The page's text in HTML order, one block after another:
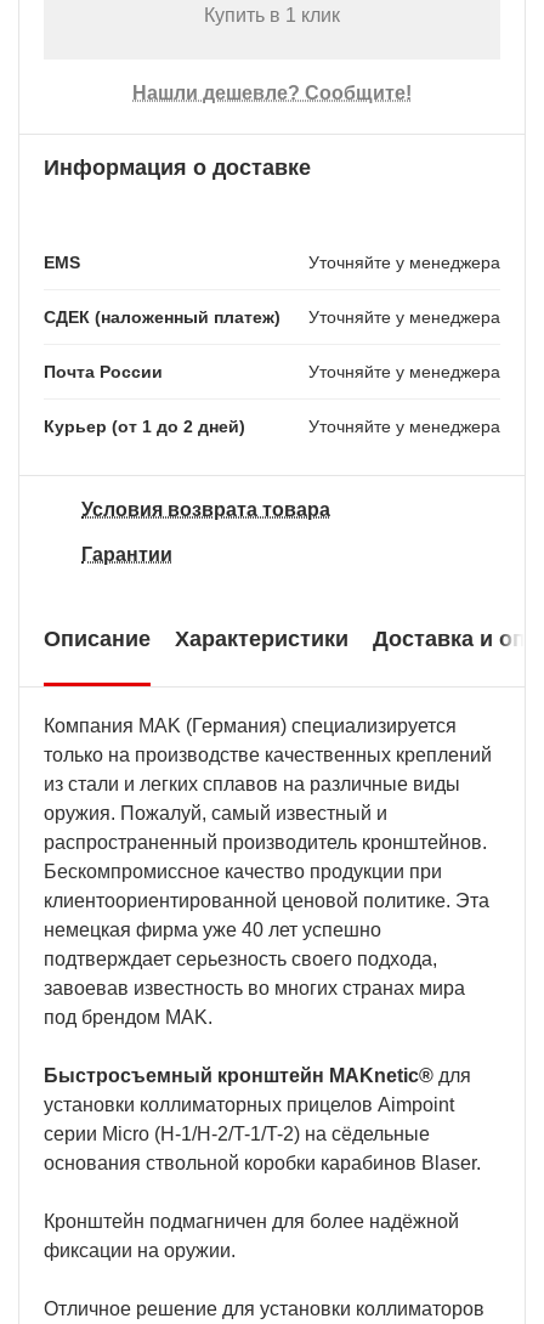
Купить в 1 клик
Нашли дешевле? Сообщите!
Информация о доставке
EMS Уточняйте у менеджера
СДЕК (наложенный платеж) Уточняйте у менеджера
Почта России Уточняйте у менеджера
Курьер (от 1 до 2 дней) Уточняйте у менеджера
Условия возврата товара
Гарантии
Описание Характеристики Доставка и
Компания MAK (Германия) специализируется
только на производстве качественных креплений
из стали и легких сплавов на различные виды
оружия. Пожалуй, самый известный и
распространенный производитель кронштейнов.
Бескомпромиссное качество продукции при
клиентоориентированной ценовой политике. Эта
немецкая фирма уже 40 лет успешно
подтверждает серьезность своего подхода,
завоевав известность во многих странах мира
под брендом MAK.
Быстросъемный кронштейн MAKnetic® для
установки коллиматорных прицелов Aimpoint
серии Micro (H-1/H-2/T-1/T-2) на сёдельные
основания ствольной коробки карабинов Blaser.
Кронштейн подмагничен для более надёжной
фиксации на оружии.
Отличное решение для установки коллиматоров